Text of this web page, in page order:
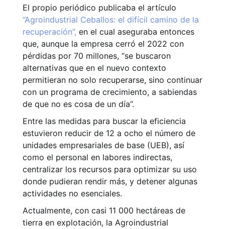
El propio periódico publicaba el artículo
“Agroindustrial Ceballos: el difícil camino de la
recuperación”, en el cual aseguraba entonces
que, aunque la empresa cerró el 2022 con
pérdidas por 70 millones, “se buscaron
alternativas que en el nuevo contexto
permitieran no solo recuperarse, sino continuar
con un programa de crecimiento, a sabiendas
de que no es cosa de un día”.
Entre las medidas para buscar la eficiencia
estuvieron reducir de 12 a ocho el número de
unidades empresariales de base (UEB), así
como el personal en labores indirectas,
centralizar los recursos para optimizar su uso
donde pudieran rendir más, y detener algunas
actividades no esenciales.
Actualmente, con casi 11 000 hectáreas de
tierra en explotación, la Agroindustrial